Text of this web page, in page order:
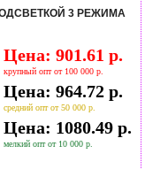
3 РЕЖИМА
Цена: 901.61 р.
крупный опт от 100 000 р.
Цена: 964.72 р.
средний опт от 50 000 р.
Цена: 1080.49 р.
мелкий опт от 10 000 р.